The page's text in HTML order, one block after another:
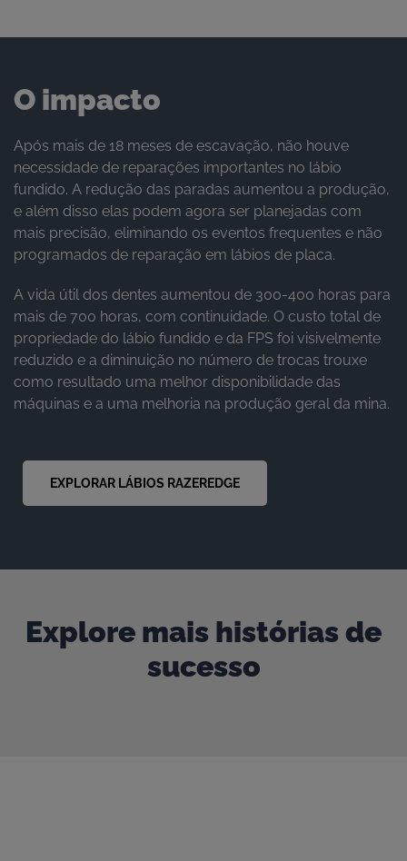
O impacto
Após mais de 18 meses de escavação, não houve
necessidade de reparações importantes no lábio
fundido. A redução das paradas aumentou a produção,
e além disso elas podem agora ser planejadas com
mais precisão, eliminando os eventos frequentes e não
programados de reparação em lábios de placa.
A vida útil dos dentes aumentou de 300-400 horas para
mais de 700 horas, com continuidade. O custo total de
propriedade do lábio fundido e da FPS foi visivelmente
reduzido e a diminuição no número de trocas trouxe
como resultado uma melhor disponibilidade das
máquinas e a uma melhoria na produção geral da mina.
EXPLORAR LÁBIOS RAZEREDGE
Explore mais histórias de
sucesso